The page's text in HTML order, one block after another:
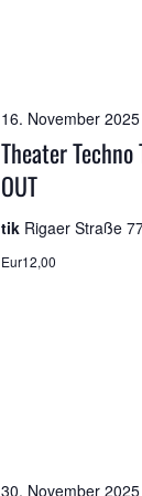
Theater Techno
OUT
16. November
tik Rigaer Straße
Eur12,00
30. November